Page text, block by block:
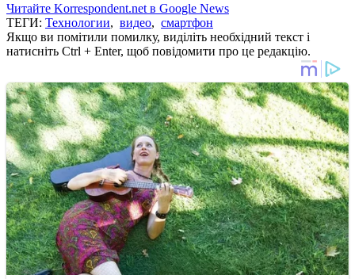
Читайте Korrespondent.net в Google News
ТЕГИ: Технологии, видео, смартфон
Якщо ви помітили помилку, виділіть необхідний текст і
натисніть Ctrl + Enter, щоб повідомити про це редакцію.